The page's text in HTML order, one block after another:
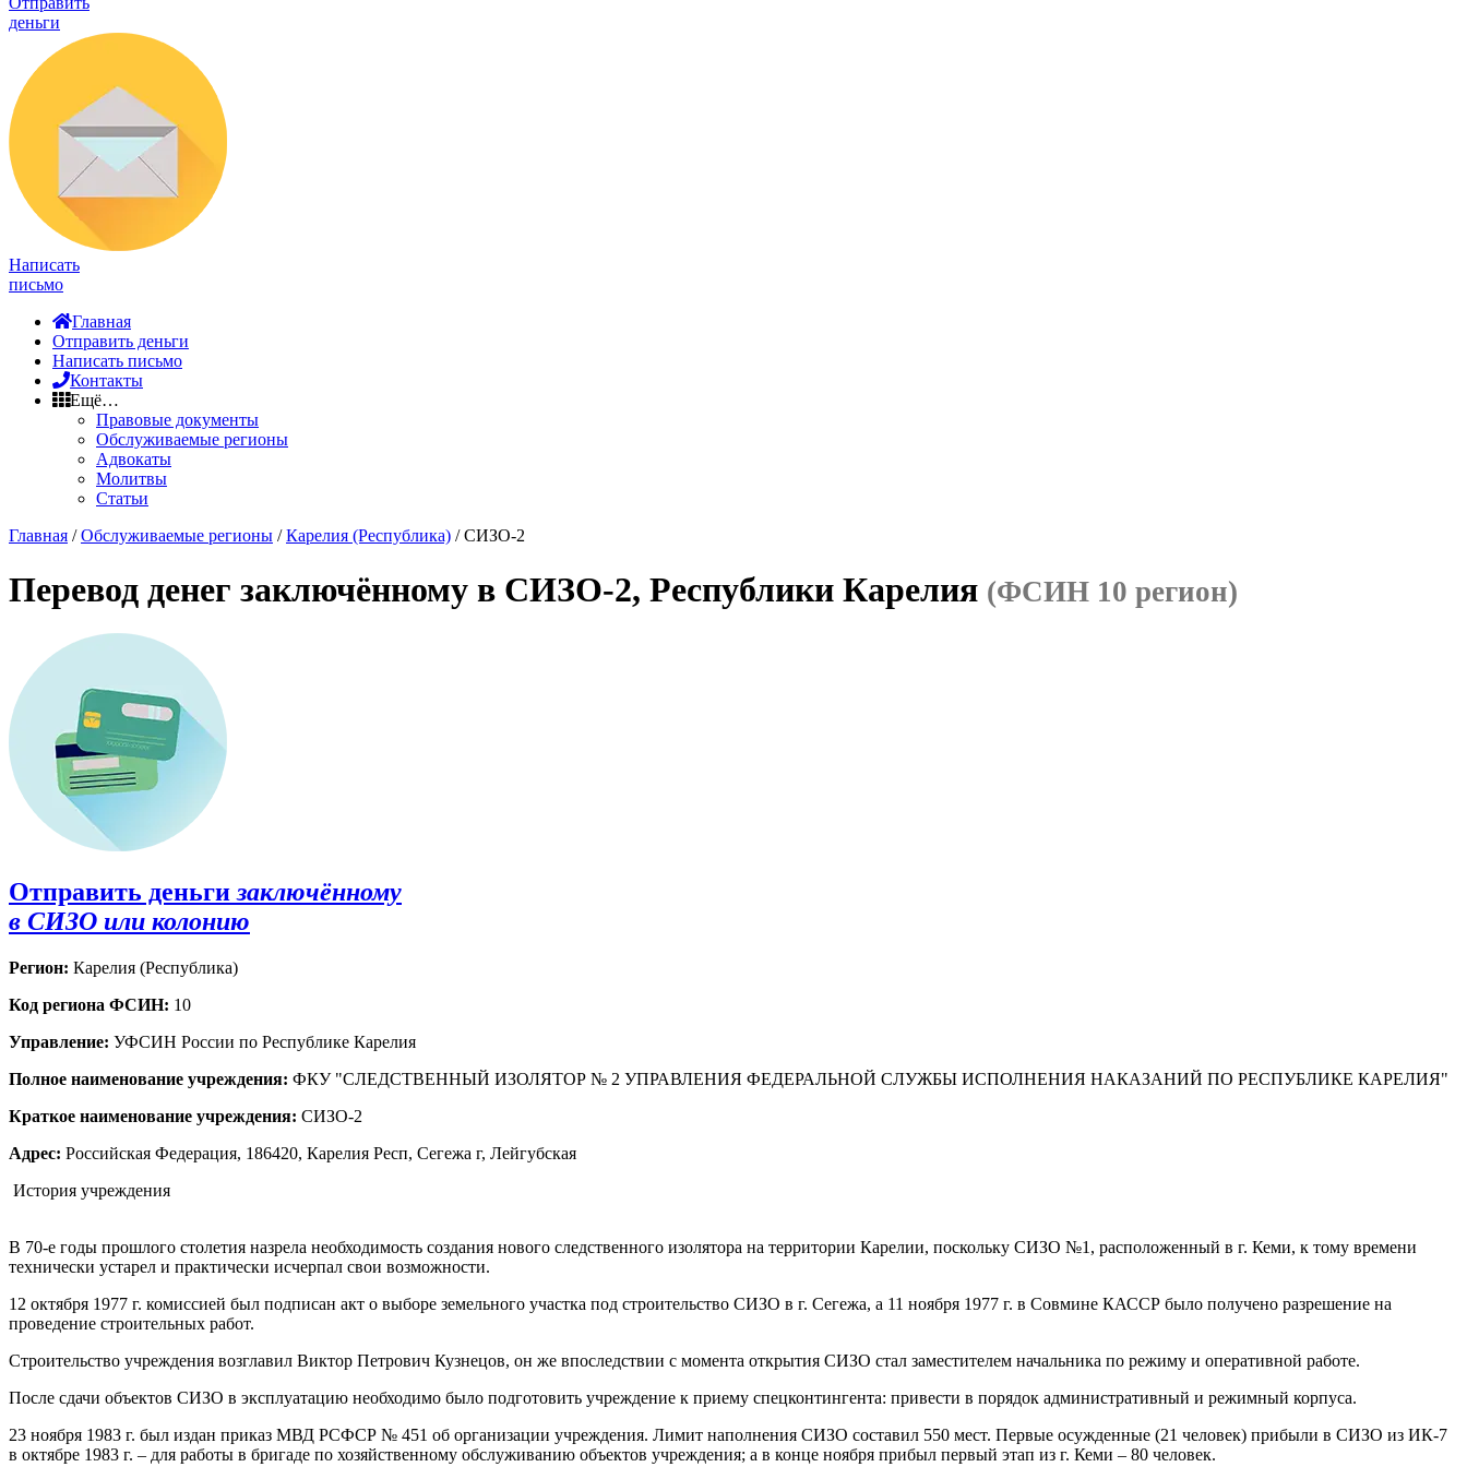
деньги
Написать
письмо
Главная
Отправить деньги
Написать письмо
Контакты
Ещё…
Правовые документы
Обслуживаемые регионы
Адвокаты
Молитвы
Статьи
Главная /Обслуживаемые регионы /Карелия (Республика) / СИЗО-2
Перевод денег заключённому в СИЗО-2, Республики Карелия (ФСИН 10 регион)
Отправить деньги заключённому
в СИЗО или колонию
Регион: Карелия (Республика)
Код региона ФСИН: 10
Управление: УФСИН России по Республике Карелия
Полное наименование учреждения: ФКУ "СЛЕДСТВЕННЫЙ ИЗОЛЯТОР № 2 УПРАВЛЕНИЯ ФЕДЕРАЛЬНОЙ СЛУЖБЫ ИСПОЛНЕНИЯ НАКАЗАНИЙ ПО РЕСПУБЛИКЕ КАРЕЛИЯ"
Краткое наименование учреждения: СИЗО-2
Адрес: Российская Федерация, 186420, Карелия Респ, Сегежа г, Лейгубская
История учреждения
В 70-е годы прошлого столетия назрела необходимость создания нового следственного изолятора на территории Карелии, поскольку СИЗО №1, расположенный в г. Кеми, к тому времени
технически устарел и практически исчерпал свои возможности.
12 октября 1977 г. комиссией был подписан акт о выборе земельного участка под строительство СИЗО в г. Сегежа, а 11 ноября 1977 г. в Совмине КАССР было получено разрешение на
проведение строительных работ.
Строительство учреждения возглавил Виктор Петрович Кузнецов, он же впоследствии с момента открытия СИЗО стал заместителем начальника по режиму и оперативной работе.
После сдачи объектов СИЗО в эксплуатацию необходимо было подготовить учреждение к приему спецконтингента: привести в порядок административный и режимный корпуса.
23 ноября 1983 г. был издан приказ МВД РСФСР № 451 об организации учреждения. Лимит наполнения СИЗО составил 550 мест. Первые осужденные (21 человек) прибыли в СИЗО из ИК-7
в октябре 1983 г. – для работы в бригаде по хозяйственному обслуживанию объектов учреждения; а в конце ноября прибыл первый этап из г. Кеми – 80 человек.